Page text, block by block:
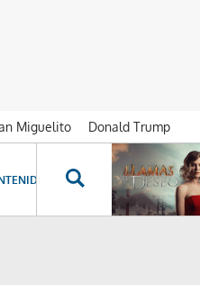
Miguelito
Donald Trump
ESPECIALES NOVELAS